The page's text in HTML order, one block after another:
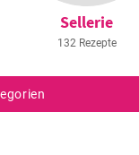
Sellerie
132 Rezepte